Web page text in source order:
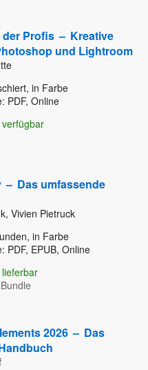
Profis – Kreative
und Lightroom
in Farbe
PDF, Online
– Das umfassende
Vivien Pietruck
in Farbe
PDF, EPUB, Online
Bundle
2026 – Das